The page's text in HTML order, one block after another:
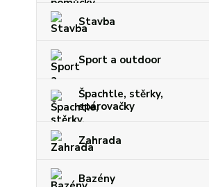
Stavba
Sport a outdoor
Špachtle, stěrky,
spárovačky
Zahrada
Bazény